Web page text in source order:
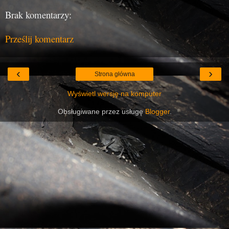
Brak komentarzy:
Prześlij komentarz
‹ ›
Strona główna
Wyświetl wersję na komputer
Obsługiwane przez usługęBlogger.